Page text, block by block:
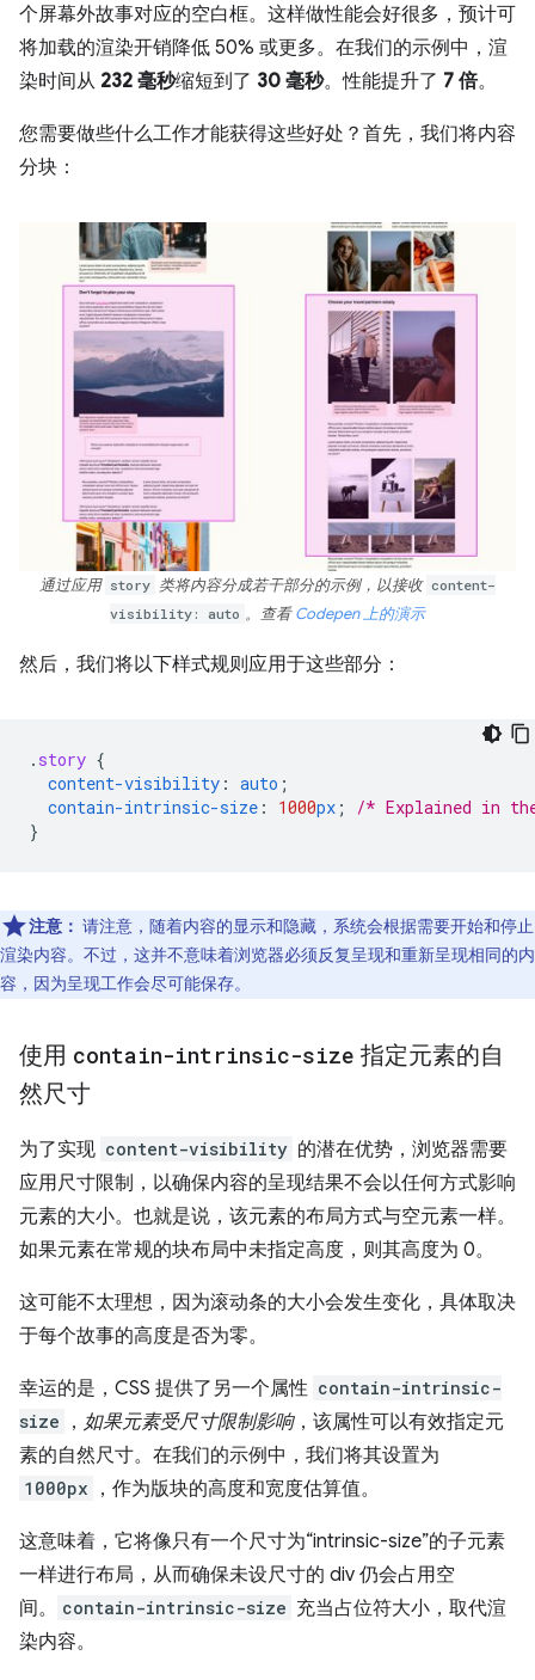
个屏幕外故事对应的空白框。这样做性能会好很多，预计可
将加载的渲染开销降低 50% 或更多。 在我们的示例中，渲
染时间从 232 毫秒缩短到了 30 毫秒。性能提升了 7 倍。
您需要做些什么工作才能获得这些好处？首先，我们将内容
分块：
通过应用 story 类将内容分成若干部分的示例，以接收 content-
visibility: auto 。查看Codepen 上的演示
然后，我们将以下样式规则应用于这些部分：
. story {
content-visibility : auto ;
contain-intrinsic-size : 1000px ;
/* Explained in
}
注意： 请注意，随着内容的显示和隐藏，系统会根据需要开始和停止
渲染内容。不过，这并不意味着浏览器必须反复呈现和重新呈现相同的内
容，因为呈现工作会尽可能保存。
使用 contain-intrinsic-size 指定元素的自
然尺寸
为了实现 content-visibility 的潜在优势，浏览器需要
应用尺寸限制，以确保内容的呈现结果不会以任何方式影响
元素的大小。也就是说，该元素的布局方式与空元素一样。
如果元素在常规的块布局中未指定高度，则其高度为 0。
这可能不太理想，因为滚动条的大小会发生变化，具体取决
于每个故事的高度是否为零。
幸运的是，CSS 提供了另一个属性 contain-intrinsic-
size
， 如果元素受尺寸限制影响，该属性可以有效指定元
素的自然尺寸。在我们的示例中，我们将其设置为
1000px ，作为版块的高度和宽度估算值。
这意味着，它将像只有一个尺寸为“intrinsic-size”的子元素
一样进行布局，从而确保未设尺寸的 div 仍会占用空
间。
contain-intrinsic-size 充当占位符大小，取代渲
染内容。